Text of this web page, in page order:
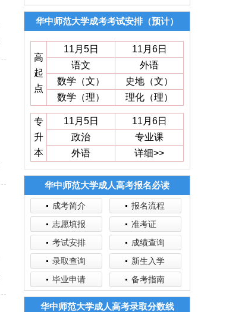
华中师范大学成考考试安排（预计）
高
起
点
11月5日
11月6日
语文
外语
数学（文）
史地（文）
数学（理）
理化（理）
专
升
本
11月5日
11月6日
政治
专业课
外语
详细>>
华中师范大学成人高考报名必读
成考简介
报名流程
志愿填报
准考证
考试安排
成绩查询
录取查询
新生入学
毕业申请
备考指南
华中师范大学成人高考录取分数线